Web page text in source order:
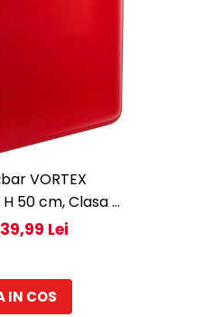
VORTEX
50 cm, Clasa E,
Lei
IN COS